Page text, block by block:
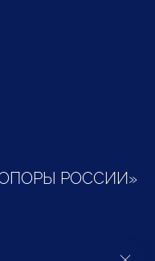
РОССИИ»